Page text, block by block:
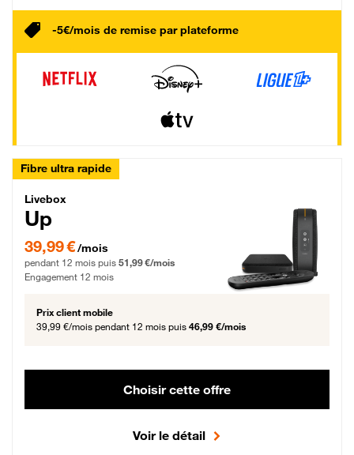
-5€/mois de remise par plateforme
Fibre ultra rapide
Livebox Up Fibre
Livebox
Up
39,99 € par mois pendant 12 mois puis 51,99 € par mois, Engagement 12 mois
39,99 €/mois
pendant 12 mois puis 51,99 €/mois
Engagement 12 mois
Prix client mobile
39,99 €/mois pendant 12 mois puis 46,99 €/mois
Choisir cette offre
Voir le détail